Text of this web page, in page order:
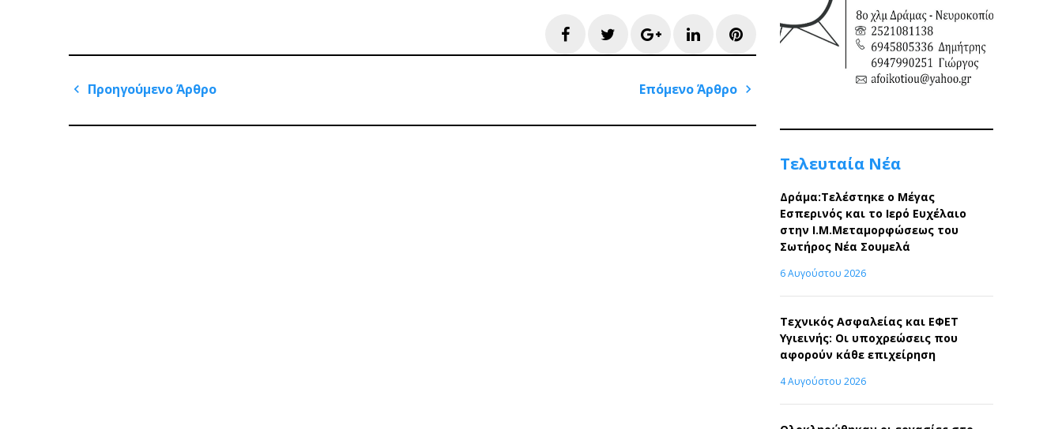
FacebookTwitterGoogle+LinkedInPinterest
Πλοήγηση
άρθρων
Προηγούμενο Άρθρο
Επόμενο Άρθρο
Τελευταία Νέα
Δράμα:Τελέστηκε ο Μέγας
Εσπερινός και το Ιερό Ευχέλαιο
στην Ι.Μ.Μεταμορφώσεως του
Σωτήρος Νέα Σουμελά
6 Αυγούστου 2026
Τεχνικός Ασφαλείας και ΕΦΕΤ
Υγιεινής: Οι υποχρεώσεις που
αφορούν κάθε επιχείρηση
4 Αυγούστου 2026